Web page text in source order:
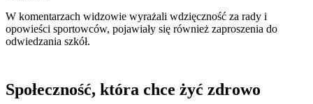
W komentarzach widzowie wyrażali wdzięczność za rady i
opowieści sportowców, pojawiały się również zaproszenia do
odwiedzania szkół.
Społeczność, która chce żyć zdrowo